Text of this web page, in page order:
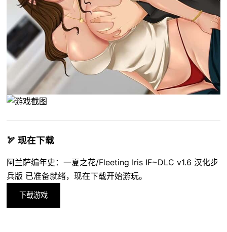
🏹 现在下载
阿兰萨编年史：一夏之花/Fleeting Iris IF~DLC v1.6 汉化步
兵版 已准备就绪，现在下载开始游玩。
下载游戏